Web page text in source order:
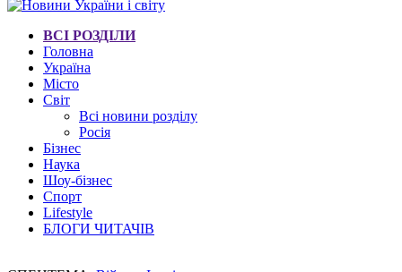
ВСІ РОЗДІЛИ
Головна
Україна
Місто
Світ
Всі новини розділу
Росія
Бізнес
Наука
Шоу-бізнес
Спорт
Lifestyle
БЛОГИ ЧИТАЧІВ